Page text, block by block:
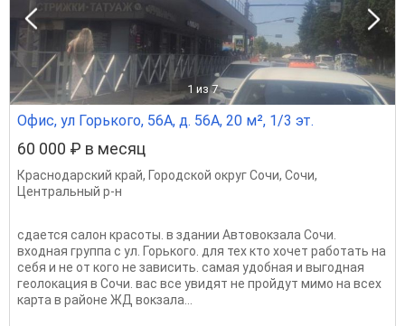
1 из 7
Офис, ул Горького, 56А, д. 56А, 20 м², 1/3 эт.
60 000 ₽ в месяц
Краснодарский край, Городской округ Сочи, Сочи,
Центральный р-н
сдается салон красоты. в здании Автовокзала Сочи.
входная группа с ул. Горького. для тех кто хочет работать на
себя и не от кого не зависить. самая удобная и выгодная
геолокация в Сочи. вас все увидят не пройдут мимо на всех
карта в районе ЖД вокзала...